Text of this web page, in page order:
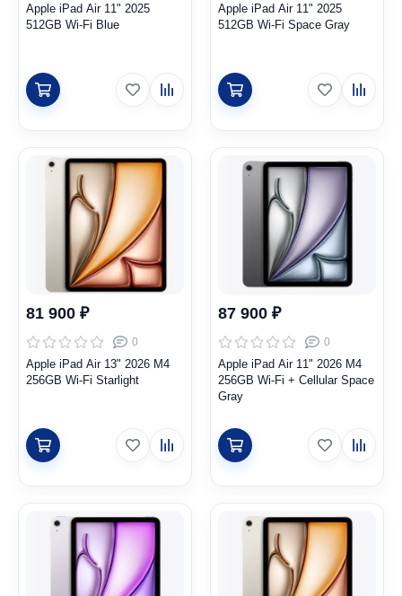
Apple iPad Air 11" 2025
512GB Wi-Fi Blue
Apple iPad Air 11" 2025
512GB Wi-Fi Space Gray
81 900 ₽
0
Apple iPad Air 13" 2026 M4
256GB Wi-Fi Starlight
87 900 ₽
0
Apple iPad Air 11" 2026 M4
256GB Wi-Fi + Cellular Space
Gray